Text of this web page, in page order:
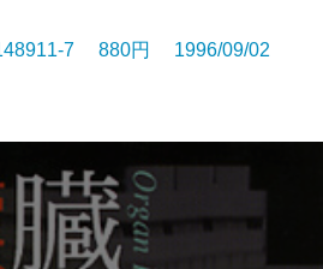
7 880円 1996/09/02